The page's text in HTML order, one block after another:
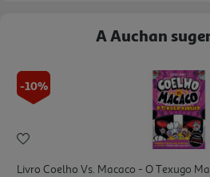
A Auchan
-10%
Livro Coelho Vs. Macaco - O Texugo